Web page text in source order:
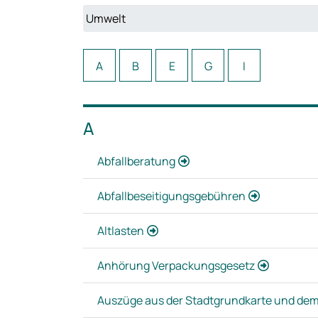
Sie können hier das Themengebiet
A B E G I
A
Abfallberatung
Abfallbeseitigungsgebühren
Altlasten
Anhörung Verpackungsgesetz
Auszüge aus der Stadtgrundkarte und